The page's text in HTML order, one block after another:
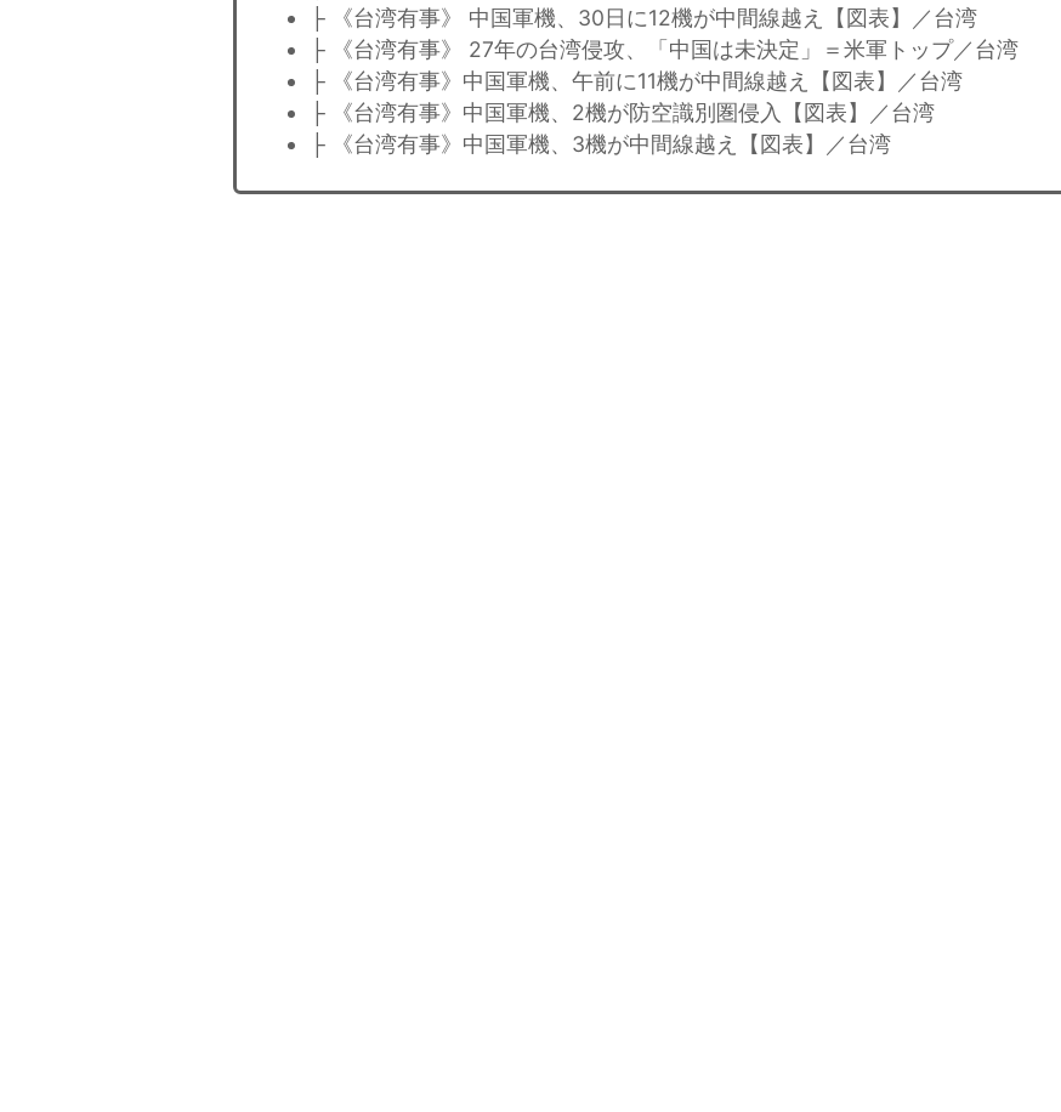
├ 《台湾有事》 中国軍機、30日に12機が中間線越え【図表】／台湾
├ 《台湾有事》 27年の台湾侵攻、「中国は未決定」＝米軍トップ／台湾
├ 《台湾有事》中国軍機、午前に11機が中間線越え【図表】／台湾
├ 《台湾有事》中国軍機、2機が防空識別圏侵入【図表】／台湾
├ 《台湾有事》中国軍機、3機が中間線越え【図表】／台湾